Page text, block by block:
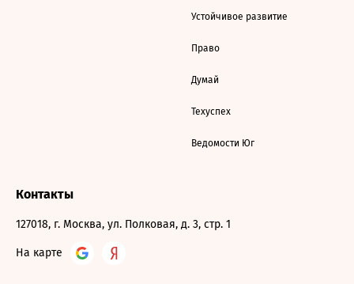
Устойчивое развитие
Право
Думай
Техуспех
Ведомости Юг
Контакты
127018, г. Москва, ул. Полковая, д. 3, стр. 1
На карте